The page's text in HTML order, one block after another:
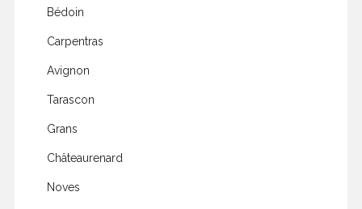
Bédoin
Carpentras
Avignon
Tarascon
Grans
Châteaurenard
Noves